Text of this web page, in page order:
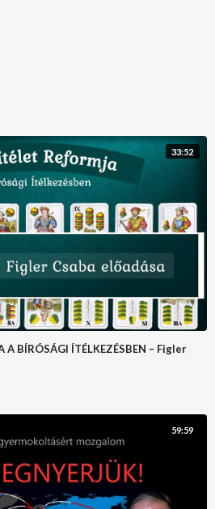
33:52
A BÍRÓSÁGI ÍTÉLKEZÉSBEN – Figler
59:59